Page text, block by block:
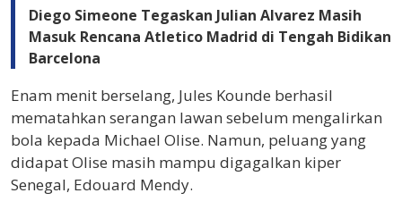
Diego Simeone Tegaskan Julian Alvarez Masih
Masuk Rencana Atletico Madrid di Tengah Bidikan
Barcelona
Enam menit berselang, Jules Kounde berhasil
mematahkan serangan lawan sebelum mengalirkan
bola kepada Michael Olise. Namun, peluang yang
didapat Olise masih mampu digagalkan kiper
Senegal, Edouard Mendy.